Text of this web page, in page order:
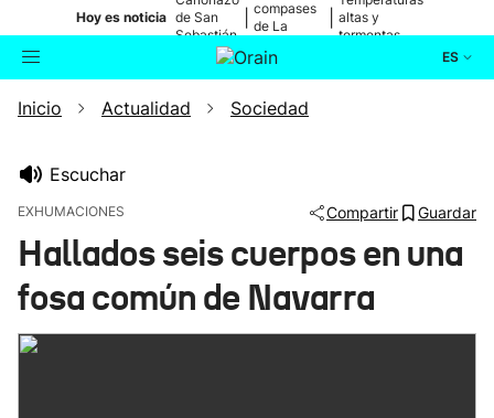
Hoy es noticia de San
Sebastián
compases
de La
altas y
tormentas
ES
Buscador Actualidad
Ikusmiran
Inicio Actualidad Sociedad
Escuchar
EXHUMACIONES Compartir Guardar
Hallados seis cuerpos en una
fosa común de Navarra